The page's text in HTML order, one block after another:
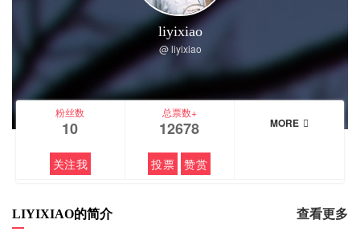
liyixiao
@ liyixiao
粉丝数
10
关注我
总票数+
12678
投票 赞赏
MORE
LIYIXIAO的简介 查看更多